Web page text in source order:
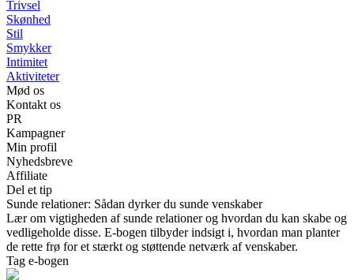
Trivsel
Skønhed
Stil
Smykker
Intimitet
Aktiviteter
Mød os
Kontakt os
PR
Kampagner
Min profil
Nyhedsbreve
Affiliate
Del et tip
Sunde relationer: Sådan dyrker du sunde venskaber
Lær om vigtigheden af sunde relationer og hvordan du kan skabe og
vedligeholde disse. E-bogen tilbyder indsigt i, hvordan man planter
de rette frø for et stærkt og støttende netværk af venskaber.
Tag e-bogen